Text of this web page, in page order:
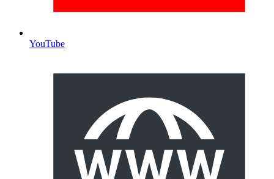
YouTube